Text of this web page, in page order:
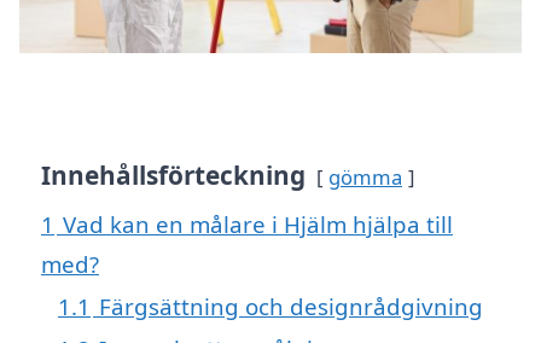
Innehållsförteckning gömma
1 Vad kan en målare i Hjälm hjälpa till
med?
1.1 Färgsättning och designrådgivning